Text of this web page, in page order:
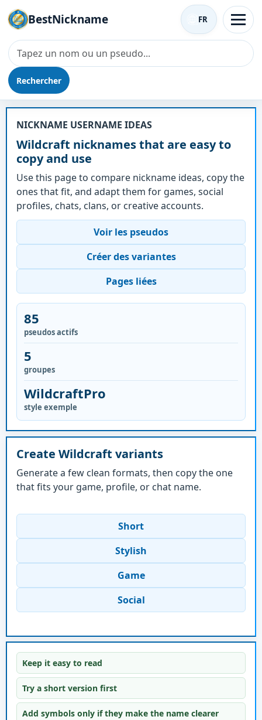
BestNickname
Rechercher
FR
Surnom - Wildcraft
NICKNAME USERNAME IDEAS
Wildcraft nicknames that are easy to
copy and use
Use this page to compare nickname ideas, copy the
ones that fit, and adapt them for games, social
profiles, chats, clans, or creative accounts.
Voir les pseudos
Créer des variantes
Pages liées
85
pseudos actifs
5
groupes
WildcraftPro
style exemple
Create Wildcraft variants
Generate a few clean formats, then copy the one
that fits your game, profile, or chat name.
Short
Stylish
Game
Social
Keep it easy to read
Try a short version first
Add symbols only if they make the name clearer